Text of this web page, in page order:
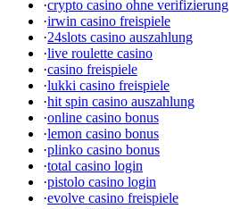
·crypto casino ohne verifizierung
·irwin casino freispiele
·24slots casino auszahlung
·live roulette casino
·casino freispiele
·lukki casino freispiele
·hit spin casino auszahlung
·online casino bonus
·lemon casino bonus
·plinko casino bonus
·total casino login
·pistolo casino login
·evolve casino freispiele